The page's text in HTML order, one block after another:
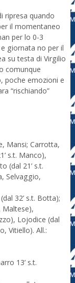
ripresa quando
il momentaneo
per lo 0-3
giornata no per il
su testa di Virgilio
comunque
poche emozioni e
“rischiando”
Mansi; Carrotta,
s.t. Manco),
(dal 21’ s.t.
Selvaggio,
32’ s.t. Botta);
Maltese),
Lojodice (dal
Vitiello). All.:
13’ s.t.